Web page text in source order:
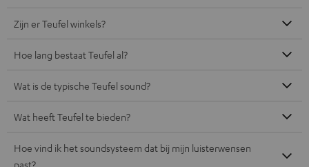
Zijn er Teufel winkels?
Hoe lang bestaat Teufel al?
Wat is de typische Teufel sound?
Wat heeft Teufel te bieden?
Hoe vind ik het soundsysteem dat bij mijn luisterwensen
past?